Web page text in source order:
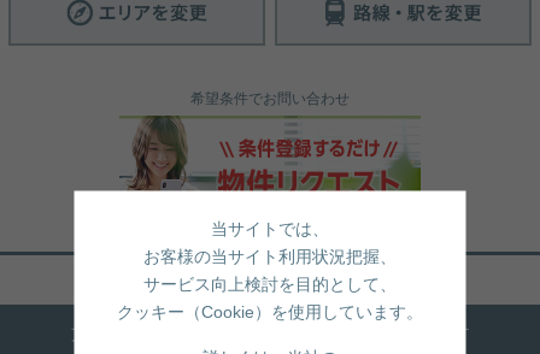
希望条件でお問い合わせ
ページトップへ戻る
文京区内に15店舗！売買も賃貸も全店で承ります
当サイトでは、
お客様の当サイト利用状況把握、
サービス向上検討を目的として、
クッキー（Cookie）を使用しています。